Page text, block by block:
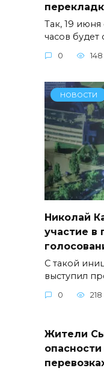
Так, 19
часов будет
0 148
НОВОСТИ
Николай
участие в
С такой
выступил
0 218
Жители